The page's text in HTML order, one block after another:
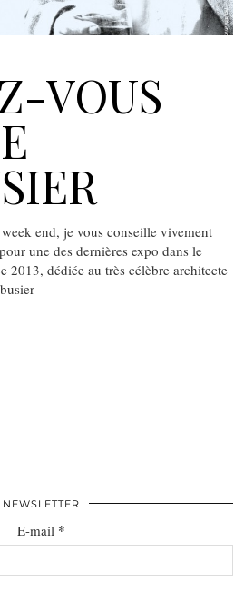
VOUS
end, je vous conseille vivement
une des dernières expo dans le
2013, dédiée au très célèbre architecte
NEWSLETTER
E-mail *